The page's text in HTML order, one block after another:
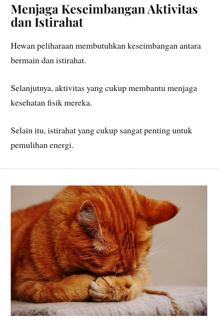
Menjaga Keseimbangan Aktivitas
dan Istirahat
Hewan peliharaan membutuhkan keseimbangan antara
bermain dan istirahat.
Selanjutnya, aktivitas yang cukup membantu menjaga
kesehatan fisik mereka.
Selain itu, istirahat yang cukup sangat penting untuk
pemulihan energi.